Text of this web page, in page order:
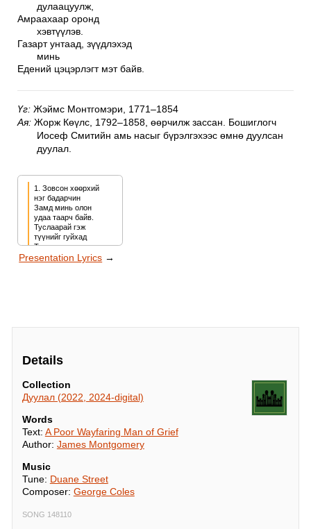
дулаацуулж,
Амраахаар оронд
хэвтүүлэв.
Газарт унтаад, зүүдлэхэд
минь
Едений цэцэрлэгт мэт байв.
Үг: Жэймс Монтгомэри, 1771–1854
Ая: Жорж Көүлс, 1792–1858, өөрчилж зассан. Бошиглогч
Иосеф Смитийн амь насыг бүрэлгэхээс өмнө дуулсан
дуулал.
1. Зовсон хөөрхий
нэг бадарчин
Замд минь олон
удаа таарч байв.
Туслаарай гэж
түүнийг гуйхад
Татгалзаж түүнд эс
чадав, би.
Presentation Lyrics →
Details
Collection
Дуулал (2022, 2024-digital)
Words
Text: A Poor Wayfaring Man of Grief
Author: James Montgomery
Music
Tune: Duane Street
Composer: George Coles
SONG 148110